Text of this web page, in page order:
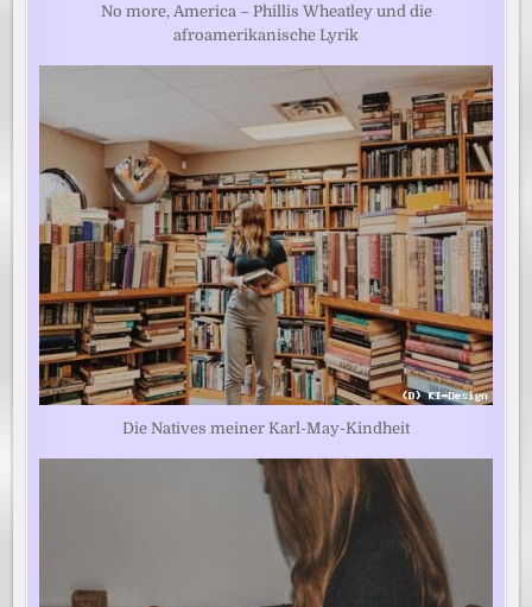
No more, America – Phillis Wheatley und die
afroamerikanische Lyrik
Die Natives meiner Karl-May-Kindheit